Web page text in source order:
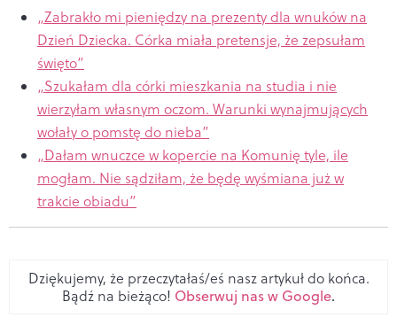
„Zabrakło mi pieniędzy na prezenty dla wnuków na
Dzień Dziecka. Córka miała pretensje, że zepsułam
święto”
„Szukałam dla córki mieszkania na studia i nie
wierzyłam własnym oczom. Warunki wynajmujących
wołały o pomstę do nieba”
„Dałam wnuczce w kopercie na Komunię tyle, ile
mogłam. Nie sądziłam, że będę wyśmiana już w
trakcie obiadu”
Dziękujemy, że przeczytałaś/eś nasz artykuł do końca.
Bądź na bieżąco! Obserwuj nas w Google.